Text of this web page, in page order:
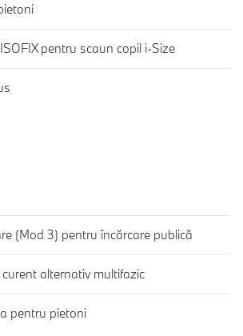
pentru scaun copil i-Size
(Mod 3) pentru încărcare publică
alternativ multifazic
pentru pietoni